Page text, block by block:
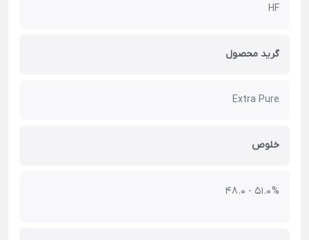
HF
گرید محصول
Extra Pure
خلوص
48.0 - 51.0 %